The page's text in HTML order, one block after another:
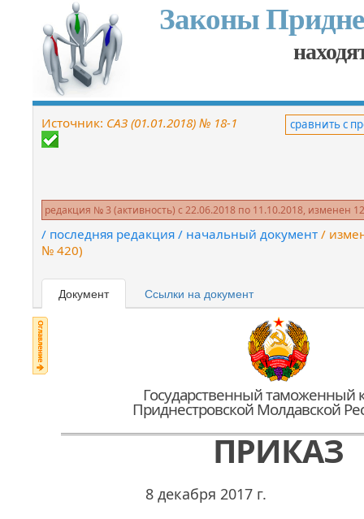
Законы
сравнить с
Источник: САЗ (01.01.2018) № 18-1
редакция № 3 (активность) c 22.06.2018 по 11.10.2018, изменен
/ последняя редакция / начальный документ /
№ 420)
Документ Ссылки на документ
Государственный таможенный
Приднестровской Молдавской
ПРИКАЗ
8 декабря 2017 г.